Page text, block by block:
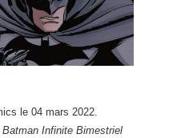
le 04 mars 2022.
Batman Infinite Bimestriel